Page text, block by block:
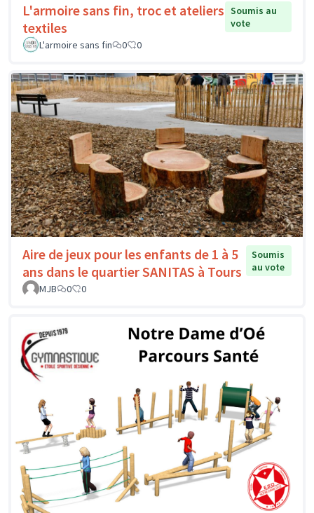
L'armoire sans fin, troc et ateliers
textiles
Soumis au
vote
L'armoire sans fin
0 0
Aire de jeux pour les enfants de 1 à 5
ans dans le quartier SANITAS à Tours
Soumis
au vote
MJB
0 0